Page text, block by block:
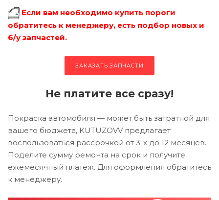
Если вам необходимо купить пороги
обратитесь к менеджеру, есть подбор новых и
б/у запчастей.
ЗАКАЗАТЬ ЗАПЧАСТИ
Не платите все сразу!
Покраска автомобиля — может быть затратной для
вашего бюджета, KUTUZOVV предлагает
воспользоваться рассрочкой от 3-х до 12 месяцев.
Поделите сумму ремонта на срок и получите
ежемесячный платеж. Для оформления обратитесь
к менеджеру.